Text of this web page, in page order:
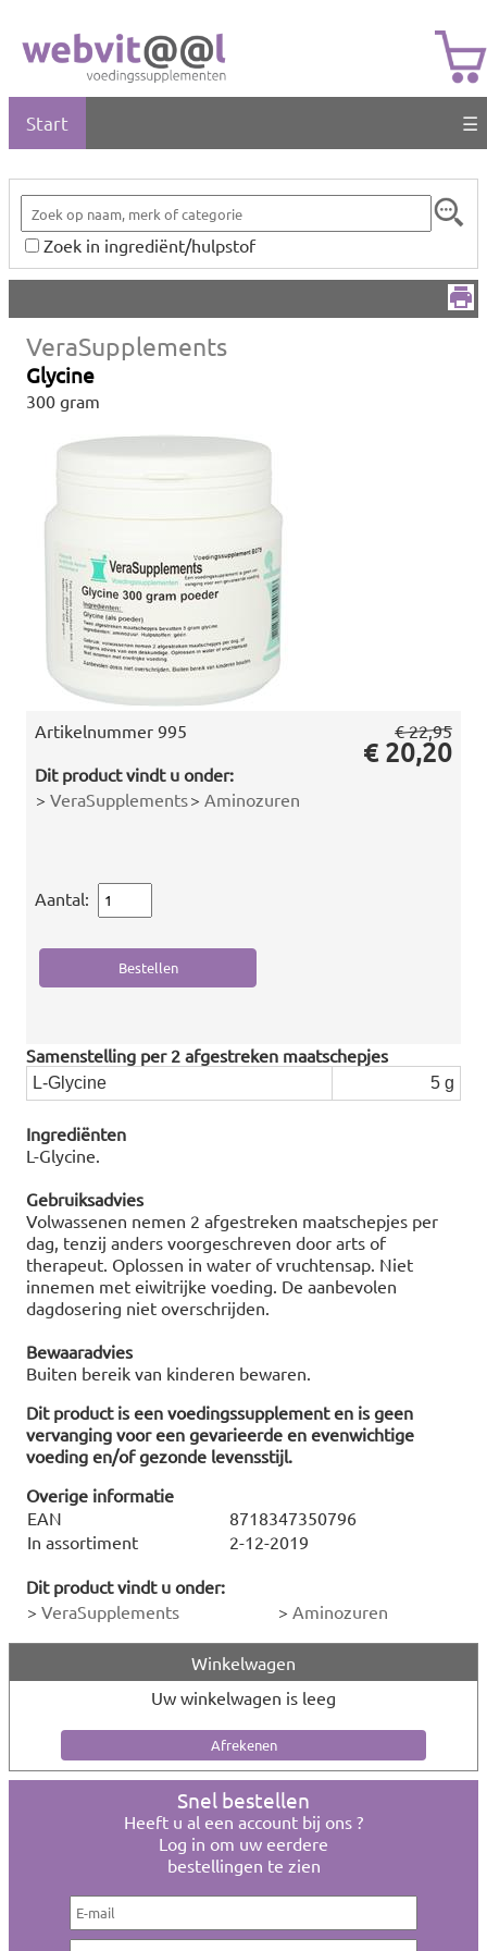
Start ☰
Zoek in ingrediënt/hulpstof
VeraSupplements
Glycine
300 gram
Artikelnummer 995
Dit product vindt u onder:
> VeraSupplements> Aminozuren
€ 22,95
€ 20,20
Aantal:
Samenstelling per 2 afgestreken maatschepjes
L-Glycine 5 g
Ingrediënten
L-Glycine.
Gebruiksadvies
Volwassenen nemen 2 afgestreken maatschepjes per
dag, tenzij anders voorgeschreven door arts of
therapeut. Oplossen in water of vruchtensap. Niet
innemen met eiwitrijke voeding. De aanbevolen
dagdosering niet overschrijden.
Bewaaradvies
Buiten bereik van kinderen bewaren.
Dit product is een voedingssupplement en is geen
vervanging voor een gevarieerde en evenwichtige
voeding en/of gezonde levensstijl.
Overige informatie
EAN
8718347350796
In assortiment
2-12-2019
Dit product vindt u onder:
> VeraSupplements > Aminozuren
Winkelwagen
Uw winkelwagen is leeg
Snel bestellen
Heeft u al een account bij ons ?
Log in om uw eerdere
bestellingen te zien